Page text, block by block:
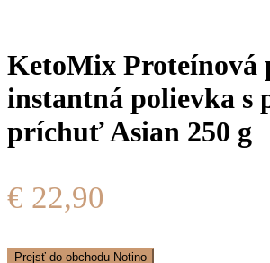
KetoMix Proteínová
instantná polievka s
príchuť Asian 250 g
€ 22,90
Prejsť do obchodu Notino